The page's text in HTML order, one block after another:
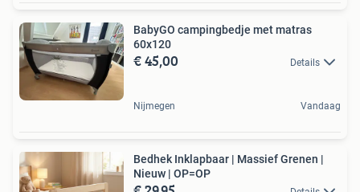
BabyGO campingbedje met matras
60x120
€ 45,00 Details
Nijmegen Vandaag
Bedhek Inklapbaar | Massief Grenen |
Nieuw | OP=OP